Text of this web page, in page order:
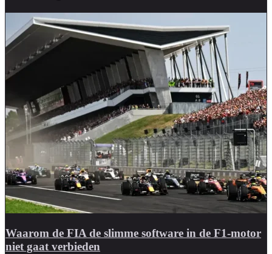
Waarom de FIA de slimme software in de F1-motor
niet gaat verbieden